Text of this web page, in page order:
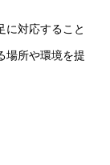
に対応すること
場所や環境を提